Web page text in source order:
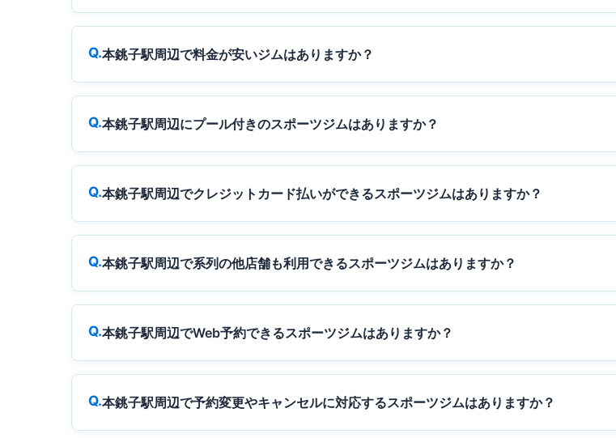
本銚子駅周辺で料金が安いジムはありますか？
本銚子駅周辺にプール付きのスポーツジムはありますか？
本銚子駅周辺でクレジットカード払いができるスポーツジムはありますか？
本銚子駅周辺で系列の他店舗も利用できるスポーツジムはありますか？
本銚子駅周辺でWeb予約できるスポーツジムはありますか？
本銚子駅周辺で予約変更やキャンセルに対応するスポーツジムはありますか？